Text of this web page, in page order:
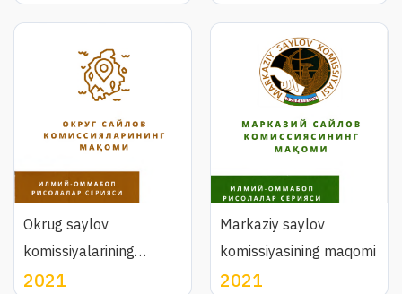
Okrug saylov
komissiyalarining
maqomi
2021
Markaziy saylov
komissiyasining maqomi
2021